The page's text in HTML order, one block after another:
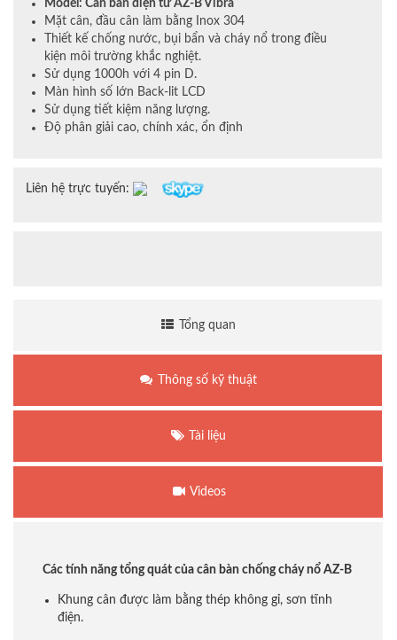
Model: Cân bàn điện tử AZ-B Vibra
Mặt cân, đầu cân làm bằng Inox 304
Thiết kế chống nước, bụi bẩn và cháy nổ trong điều
kiện môi trường khắc nghiệt.
Sử dụng 1000h với 4 pin D.
Màn hình số lớn Back-lit LCD
Sử dụng tiết kiệm năng lượng.
Độ phân giải cao, chính xác, ổn định
Liên hệ trực tuyến:
Tổng quan
Thông số kỹ thuật
Tài liệu
Videos
Các tính năng tổng quát của cân bàn chống cháy nổ AZ-B
Khung cân được làm bằng thép không gỉ, sơn tĩnh
điện.